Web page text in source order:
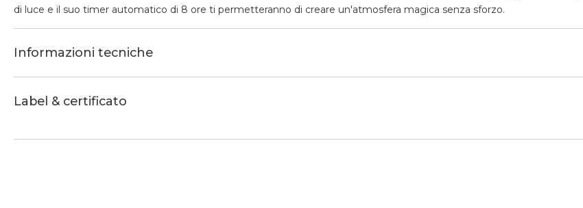
di luce e il suo timer automatico di 8 ore ti permetteranno di creare un'atmosfera magica senza sforzo.
Informazioni tecniche
Label & certificato